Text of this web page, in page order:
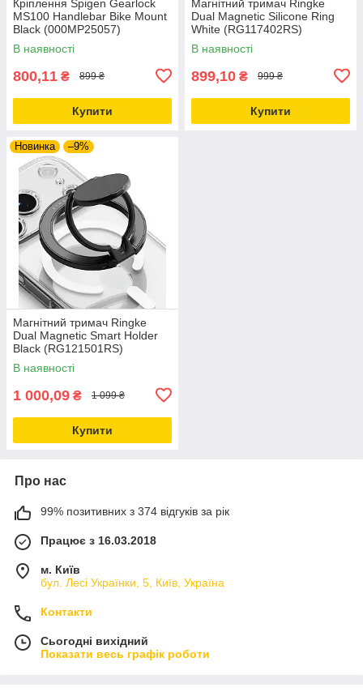
Кріплення Spigen Gearlock
MS100 Handlebar Bike Mount
Black (000MP25057)
В наявності
800,11 ₴ 899 ₴
Купити
Магнітний тримач Ringke
Dual Magnetic Silicone Ring
White (RG117402RS)
В наявності
899,10 ₴ 999 ₴
Купити
Новинка –9%
Магнітний тримач Ringke
Dual Magnetic Smart Holder
Black (RG121501RS)
В наявності
1 000,09 ₴ 1 099 ₴
Купити
Про нас
99% позитивних з 374 відгуків за рік
Працює з 16.03.2018
м. Київ
бул. Лесі Українки, 5, Київ, Україна
Контакти
Сьогодні вихідний
Показати весь графік роботи